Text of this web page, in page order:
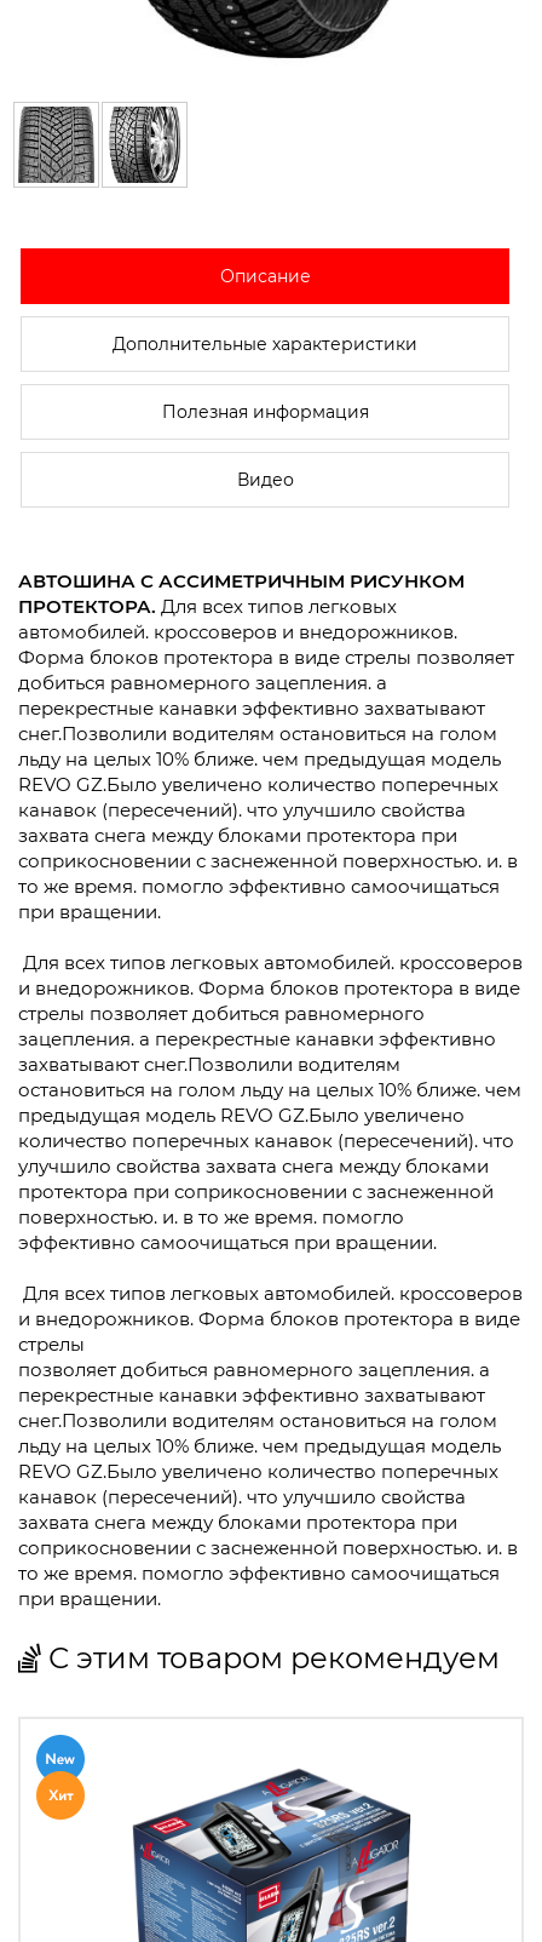
Описание
Дополнительные характеристики
Полезная информация
Видео
АВТОШИНА С АССИМЕТРИЧНЫМ РИСУНКОМ
ПРОТЕКТОРА. Для всех типов легковых
автомобилей. кроссоверов и внедорожников.
Форма блоков протектора в виде стрелы позволяет
добиться равномерного зацепления. а
перекрестные канавки эффективно захватывают
снег.Позволили водителям остановиться на голом
льду на целых 10% ближе. чем предыдущая модель
REVO GZ.Было увеличено количество поперечных
канавок (пересечений). что улучшило свойства
захвата снега между блоками протектора при
соприкосновении с заснеженной поверхностью. и. в
то же время. помогло эффективно самоочищаться
при вращении.
Для всех типов легковых автомобилей. кроссоверов
и внедорожников. Форма блоков протектора в виде
стрелы позволяет добиться равномерного
зацепления. а перекрестные канавки эффективно
захватывают снег.Позволили водителям
остановиться на голом льду на целых 10% ближе. чем
предыдущая модель REVO GZ.Было увеличено
количество поперечных канавок (пересечений). что
улучшило свойства захвата снега между блоками
протектора при соприкосновении с заснеженной
поверхностью. и. в то же время. помогло
эффективно самоочищаться при вращении.
Для всех типов легковых автомобилей. кроссоверов
и внедорожников. Форма блоков протектора в виде
стрелы
позволяет добиться равномерного зацепления. а
перекрестные канавки эффективно захватывают
снег.Позволили водителям остановиться на голом
льду на целых 10% ближе. чем предыдущая модель
REVO GZ.Было увеличено количество поперечных
канавок (пересечений). что улучшило свойства
захвата снега между блоками протектора при
соприкосновении с заснеженной поверхностью. и. в
то же время. помогло эффективно самоочищаться
при вращении.
С этим товаром рекомендуем